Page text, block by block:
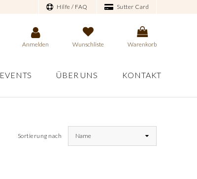
Hilfe / FAQ Sutter Card
Anmelden Wunschliste Warenkorb
EVENTS ÜBER UNS KONTAKT
Sortierung nach Name